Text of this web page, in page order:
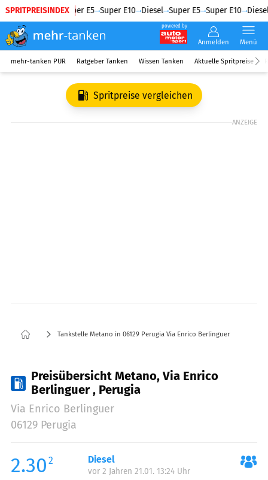
SPRITPREISINDEX
Diesel Super E5 Super E10 Diesel Super E5 Super E10 Diesel
powered by
Anmelden Menü
mehr-tanken PUR Ratgeber Tanken Wissen Tanken Aktuelle Spritpreise
Spritpreise vergleichen
ANZEIGE
Tankstelle Metano in 06129 Perugia Via Enrico Berlinguer
Preisübersicht Metano, Via Enrico
Berlinguer , Perugia
Via Enrico Berlinguer
06129 Perugia
2.30 2 Diesel
vor 2 Jahren 21.01. 13:24 Uhr